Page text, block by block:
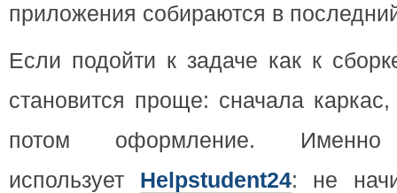
приложения собираются в
Если подойти к задаче как к
становится проще: сначала
потом оформление.
использует Helpstudent24: не